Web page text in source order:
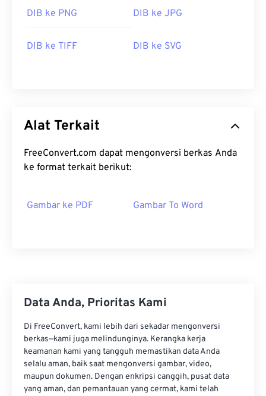
DIB ke PNG DIB ke JPG
DIB ke TIFF DIB ke SVG
Alat Terkait
FreeConvert.com dapat mengonversi berkas Anda
ke format terkait berikut:
Gambar ke PDF Gambar To Word
Data Anda, Prioritas Kami
Di FreeConvert, kami lebih dari sekadar mengonversi
berkas—kami juga melindunginya. Kerangka kerja
keamanan kami yang tangguh memastikan data Anda
selalu aman, baik saat mengonversi gambar, video,
maupun dokumen. Dengan enkripsi canggih, pusat data
yang aman, dan pemantauan yang cermat, kami telah